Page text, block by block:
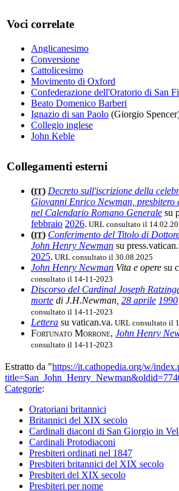
Voci correlate
Anglicanesimo
Conversione
Cattolicesimo
Movimento di Oxford
Confederazione dell'Oratorio di San
Beato Domenico Barberi
Ignazio di san Paolo (Giorgio
Collegio inglese
John Keble
Collegamenti esterni
(IT) Decreto sull'iscrizione della
Giovanni Enrico Newman, presbitero
nel Calendario Romano Generale su
febbraio 2026. URL consultato il
(IT) Conferimento del Titolo di
John Henry Newman su
2025. URL consultato il 30.08.2025
John Henry Newman Vita e opere su
consultato il 14-11-2023
Discorso del Cardinal Joseph
morte di J.H.Newman, 28 aprile 1990
consultato il 14-11-2023
Lettera su vatican.va. URL consultato il
Fortunato Morrone, John Henry
consultato il 14-11-2023
Estratto da "https://it.cathopedia.org/w/
Categorie:
Oratoriani britannici
Britannici del XIX secolo
Cardinali diaconi di San Giorgio in
Cardinali Protodiaconi
Presbiteri ordinati nel 1847
Presbiteri britannici del XIX secolo
Presbiteri del XIX secolo
Presbiteri per nome